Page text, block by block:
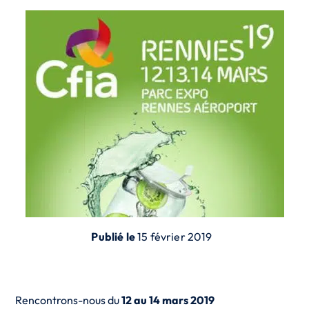
Publié le15 février 2019
Rencontrons-nous du12 au 14 mars 2019